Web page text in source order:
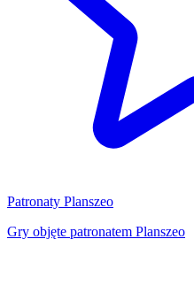
Patronaty Planszeo
Gry objęte patronatem Planszeo